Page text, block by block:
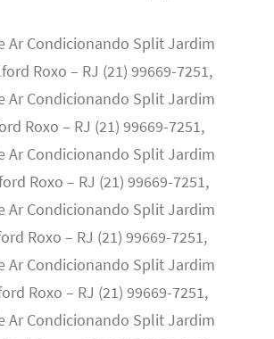
Ar Condicionando Split Jardim
Roxo – RJ (21) 99669-7251,
Ar Condicionando Split Jardim
Roxo – RJ (21) 99669-7251,
Ar Condicionando Split Jardim
Roxo – RJ (21) 99669-7251,
Ar Condicionando Split Jardim
Roxo – RJ (21) 99669-7251,
Ar Condicionando Split Jardim
Roxo – RJ (21) 99669-7251,
Ar Condicionando Split Jardim